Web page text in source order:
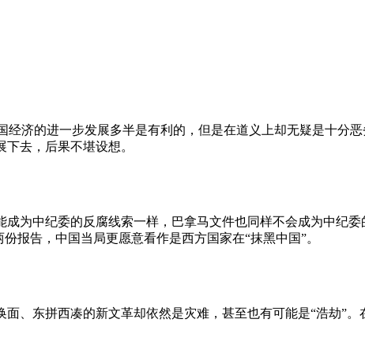
济的进一步发展多半是有利的，但是在道义上却无疑是十分
去，后果不堪设想。
为中纪委的反腐线索一样，巴拿马文件也同样不会成为中纪
报告，中国当局更愿意看作是西方国家在“抹黑中国”。
、东拼西凑的新文革却依然是灾难，甚至也有可能是“浩劫”